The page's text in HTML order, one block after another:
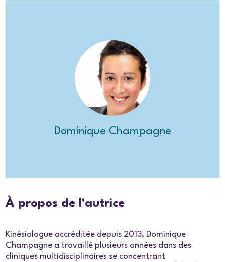
Dominique Champagne
À propos de l'autrice
Kinésiologue accréditée depuis 2013, Dominique
Champagne a travaillé plusieurs années dans des
cliniques multidisciplinaires se concentrant